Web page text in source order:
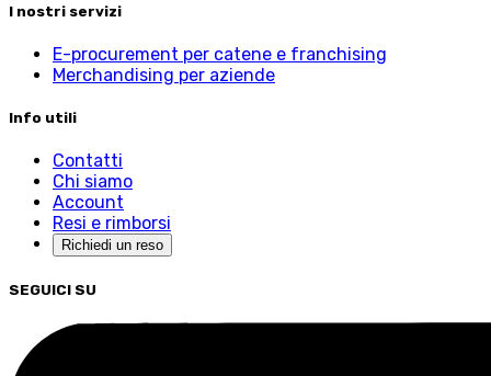
I nostri servizi
E-procurement per catene e franchising
Merchandising per aziende
Info utili
Contatti
Chi siamo
Account
Resi e rimborsi
Richiedi un reso
SEGUICI SU